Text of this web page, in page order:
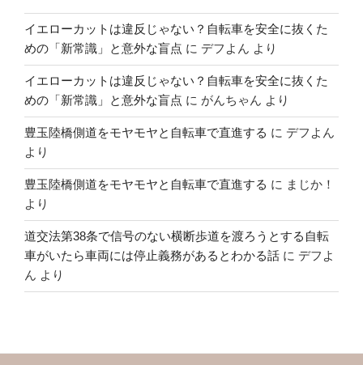
イエローカットは違反じゃない？自転車を安全に抜くた
めの「新常識」と意外な盲点 に デフよん より
イエローカットは違反じゃない？自転車を安全に抜くた
めの「新常識」と意外な盲点 に がんちゃん より
豊玉陸橋側道をモヤモヤと自転車で直進する に デフよん
より
豊玉陸橋側道をモヤモヤと自転車で直進する に まじか！
より
道交法第38条で信号のない横断歩道を渡ろうとする自転
車がいたら車両には停止義務があるとわかる話 に デフよ
ん より